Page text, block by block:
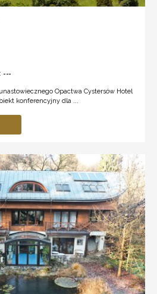
---
Opactwa Cystersów Hotel
konferencyjny dla ...